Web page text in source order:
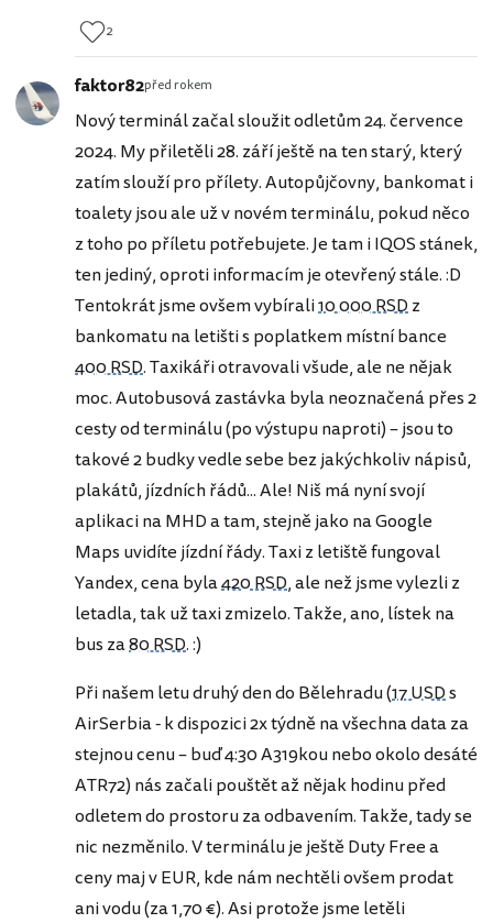
2
faktor82před rokem
Nový terminál začal sloužit odletům 24. července
2024. My přiletěli 28. září ještě na ten starý, který
zatím slouží pro přílety. Autopůjčovny, bankomat i
toalety jsou ale už v novém terminálu, pokud něco
z toho po příletu potřebujete. Je tam i IQOS stánek,
ten jediný, oproti informacím je otevřený stále. :D
Tentokrát jsme ovšem vybírali10 000 RSDz
bankomatu na letišti s poplatkem místní bance
400 RSD. Taxikáři otravovali všude, ale ne nějak
moc. Autobusová zastávka byla neoznačená přes 2
cesty od terminálu (po výstupu naproti) – jsou to
takové 2 budky vedle sebe bez jakýchkoliv nápisů,
plakátů, jízdních řádů... Ale! Niš má nyní svojí
aplikaci na MHD a tam, stejně jako na Google
Maps uvidíte jízdní řády. Taxi z letiště fungoval
Yandex, cena byla420 RSD, ale než jsme vylezli z
letadla, tak už taxi zmizelo. Takže, ano, lístek na
bus za80 RSD. :)
Při našem letu druhý den do Bělehradu (17 USDs
AirSerbia - k dispozici 2x týdně na všechna data za
stejnou cenu – buď 4:30 A319kou nebo okolo desáté
ATR72) nás začali pouštět až nějak hodinu před
odletem do prostoru za odbavením. Takže, tady se
nic nezměnilo. V terminálu je ještě Duty Free a
ceny maj v EUR, kde nám nechtěli ovšem prodat
ani vodu (za 1,70 €). Asi protože jsme letěli